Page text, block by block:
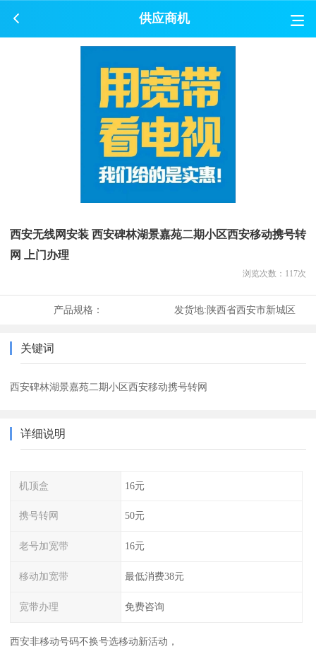
供应商机
西安无线网安装 西安碑林湖景嘉苑二期小区西安移动携号转
网 上门办理
浏览次数： 117次
产品规格： 发货地:陕西省西安市新城区
关键词
西安碑林湖景嘉苑二期小区西安移动携号转网
详细说明
机顶盒 16元
携号转网 50元
老号加宽带 16元
移动加宽带 最低消费38元
宽带办理 免费咨询
西安非移动号码不换号选移动新活动，